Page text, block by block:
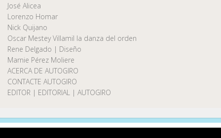
José Alicea
Lorenzo Homar
Nick Quijano
Oscar Mestey Villamil la danza del orden
Rene Delgado | Diseño
Marnie Pérez Moliere
ACERCA DE AUTOGIRO
CONTACTE AUTOGIRO
EDITOR | EDITORIAL | AUTOGIRO